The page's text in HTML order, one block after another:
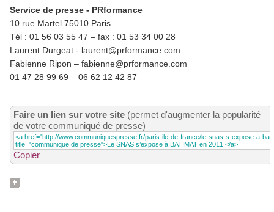
Service de presse - PRformance
10 rue Martel 75010 Paris
Tél : 01 56 03 55 47 – fax : 01 53 34 00 28
Laurent Durgeat - laurent@prformance.com
Fabienne Ripon – fabienne@prformance.com
01 47 28 99 69 – 06 62 12 42 87
Faire un lien sur votre site (permet d'augmenter la popularité
de votre communiqué de presse)
Copier